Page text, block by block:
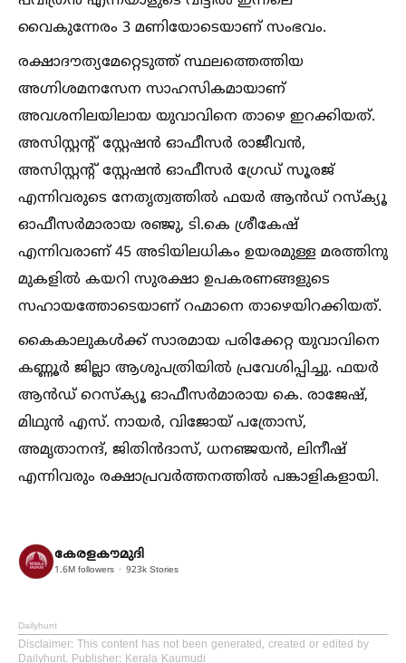
വൈകുന്നേരം 3 മണിയോടെയാണ് സംഭവം.
രക്ഷാദൗത്യമേറ്റെടുത്ത് സ്ഥലത്തെത്തിയ
അഗ്നിശമനസേന സാഹസികമായാണ്
അവശനിലയിലായ യുവാവിനെ താഴെ ഇറക്കിയത്.
അസിസ്റ്റന്റ് സ്റ്റേഷൻ ഓഫീസർ രാജീവൻ,
അസിസ്റ്റന്റ് സ്റ്റേഷൻ ഓഫീസർ ഗ്രേഡ് സൂരജ്
എന്നിവരുടെ നേതൃത്വത്തില്‍ ഫയർ ആൻഡ് റസ്‌ക്യൂ
ഓഫീസർമാരായ രഞ്ജു, ടി.കെ ശ്രീകേഷ്
എന്നിവരാണ് 45 അടിയിലധികം ഉയരമുള്ള മരത്തിനു
മുകളില്‍ കയറി സുരക്ഷാ ഉപകരണങ്ങളുടെ
സഹായത്തോടെയാണ് റഹ്മാനെ താഴെയിറക്കിയത്.
കൈകാലുകള്‍ക്ക് സാരമായ പരിക്കേറ്റ യുവാവിനെ
കണ്ണൂർ ജില്ലാ ആശുപത്രിയില്‍ പ്രവേശിപ്പിച്ചു. ഫയർ
ആൻഡ് റെസ്‌ക്യൂ ഓഫീസർമാരായ കെ. രാജേഷ്,
മിഥുൻ എസ്. നായർ, വിജോയ് പത്രോസ്,
അമൃതാനന്ദ്, ജിതിൻദാസ്, ധനഞ്ജയൻ, ലിനീഷ്
എന്നിവരും രക്ഷാപ്രവർത്തനത്തില്‍ പങ്കാളികളായി.
കേരളകൗമുദി
1.6M followers 923k Stories
Dailyhunt
Disclaimer: This content has not been generated, created or edited by
Dailyhunt. Publisher: Kerala Kaumudi